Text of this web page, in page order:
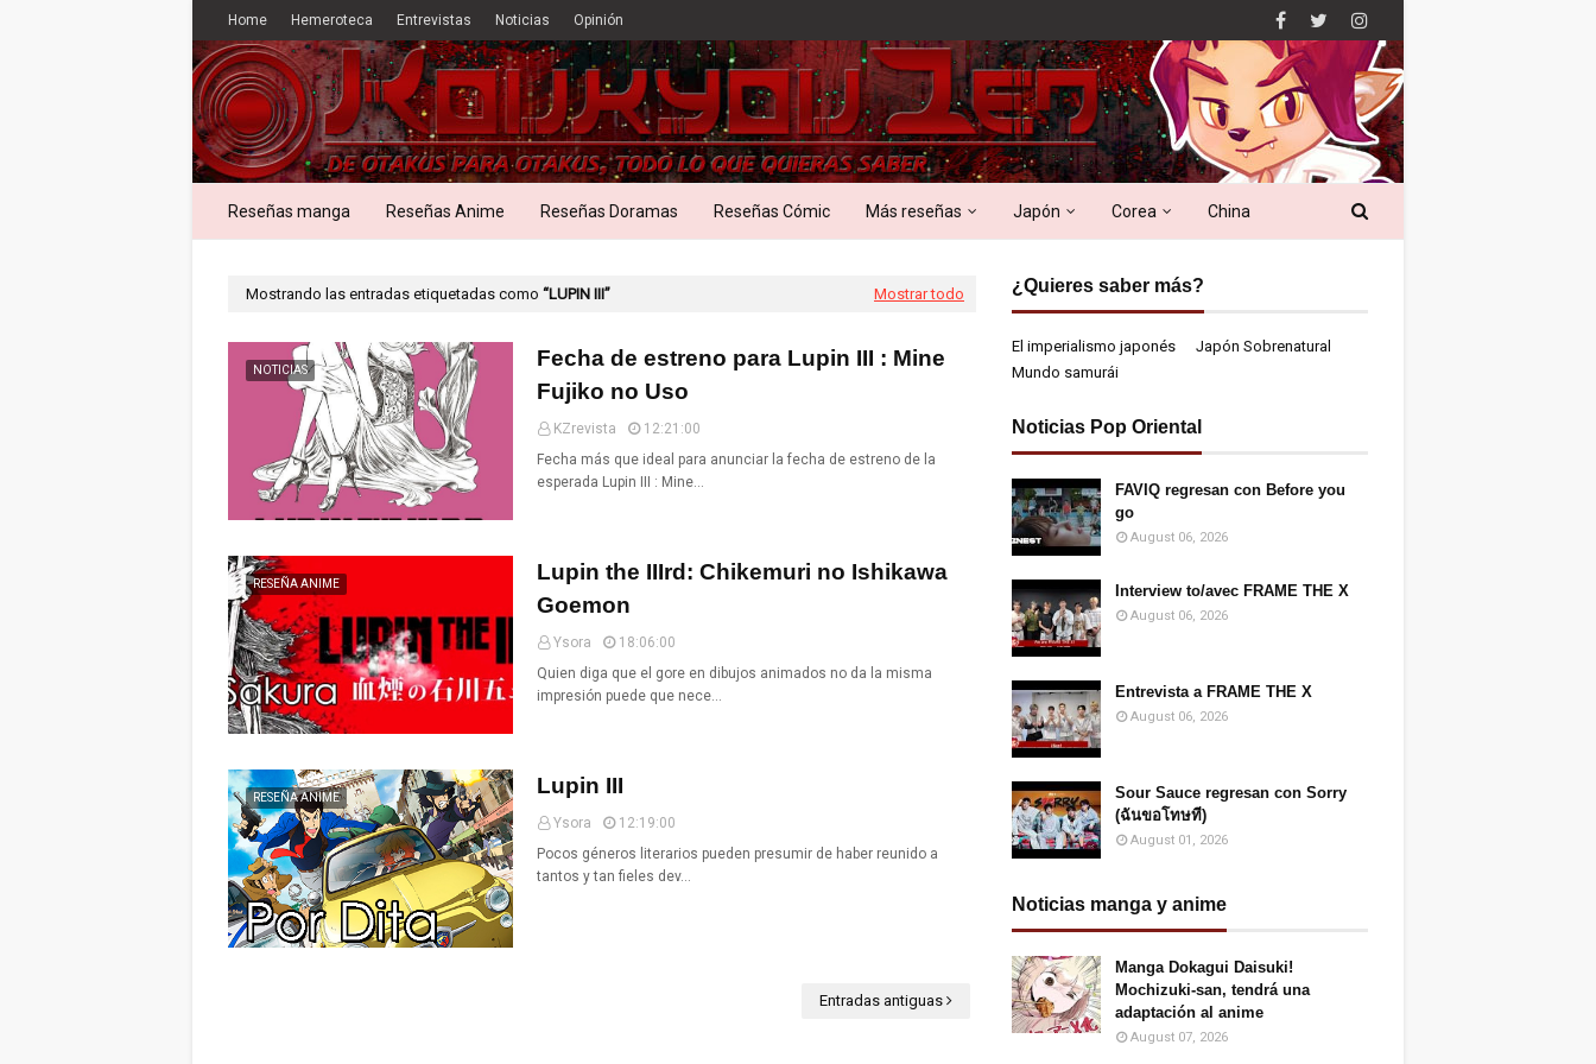
Home Hemeroteca Entrevistas Noticias Opinión
Reseñas manga Reseñas Anime Reseñas Doramas Reseñas Cómic Más reseñas Japón Corea China
Mostrando las entradas etiquetadas como LUPIN III Mostrar todo
NOTICIAS
Fecha de estreno para Lupin III : Mine
Fujiko no Uso
KZrevista
12:21:00
Fecha más que ideal para anunciar la fecha de estreno de la
esperada Lupin III : Mine…
RESEÑA ANIME
Lupin the IIIrd: Chikemuri no Ishikawa
Goemon
Ysora
18:06:00
Quien diga que el gore en dibujos animados no da la misma
impresión puede que nece…
RESEÑA ANIME Lupin III
Ysora
12:19:00
Pocos géneros literarios pueden presumir de haber reunido a
tantos y tan fieles dev…
Entradas antiguas
¿Quieres saber más?
El imperialismo japonés
Japón Sobrenatural
Mundo samurái
Noticias Pop Oriental
FAVIQ regresan con Before you
go
August 06, 2026
Interview to/avec FRAME THE X
August 06, 2026
Entrevista a FRAME THE X
August 06, 2026
Sour Sauce regresan con Sorry
(ฉันขอโทษที)
August 01, 2026
Noticias manga y anime
Manga Dokagui Daisuki!
Mochizuki-san, tendrá una
adaptación al anime
August 07, 2026